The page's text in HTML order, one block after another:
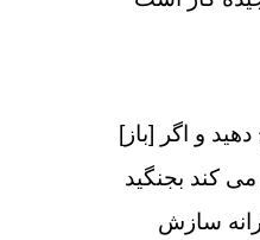
و اگر [باز]
‏كند بجنگيد
سازش